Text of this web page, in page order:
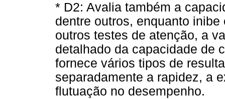
* D2: Avalia também a
dentre outros, enquanto
outros testes de atenção, a
detalhado da capacidade de
fornece vários tipos de
separadamente a rapidez, a
flutuação no desempenho.